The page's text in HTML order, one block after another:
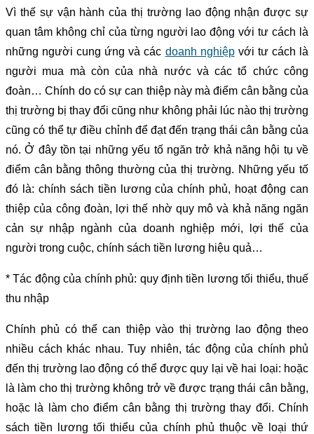
Vì thế sự vận hành của thị trường lao động nhận được sự
quan tâm không chỉ của từng người lao động với tư cách là
những người cung ứng và các doanh nghiệpvới tư cách là
người mua mà còn của nhà nước và các tổ chức công
đoàn… Chính do có sự can thiệp này mà điểm cân bằng của
thị trường bị thay đổi cũng như không phải lúc nào thị trường
cũng có thể tự điều chỉnh để đạt đến trạng thái cân bằng của
nó. Ở đây tồn tại những yếu tố ngăn trở khả năng hội tụ về
điểm cân bằng thông thường của thị trường. Những yếu tố
đó là: chính sách tiền lương của chính phủ, hoạt động can
thiệp của công đoàn, lợi thế nhờ quy mô và khả năng ngăn
cản sự nhập ngành của doanh nghiệp mới, lợi thế của
người trong cuộc, chính sách tiền lương hiệu quả…
* Tác động của chính phủ: quy định tiền lương tối thiểu, thuế
thu nhập
Chính phủ có thể can thiệp vào thị trường lao động theo
nhiều cách khác nhau. Tuy nhiên, tác động của chính phủ
đến thị trường lao động có thể được quy lại về hai loại: hoặc
là làm cho thị trường không trở về được trạng thái cân bằng,
hoặc là làm cho điểm cân bằng thị trường thay đổi. Chính
sách tiền lương tối thiểu của chính phủ thuộc về loại thứ